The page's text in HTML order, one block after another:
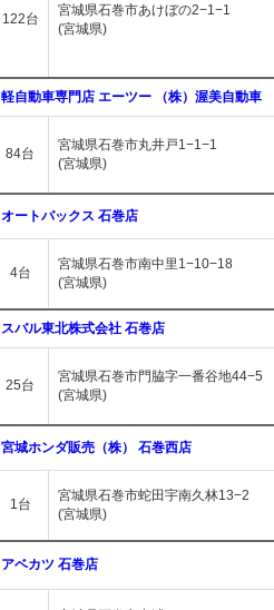
122台
宮城県石巻市あけぼの2−1−1
(宮城県)
軽自動車専門店 エーツー （株）渥美自動車
84台
宮城県石巻市丸井戸1−1−1
(宮城県)
オートバックス 石巻店
4台
宮城県石巻市南中里1−10−18
(宮城県)
スバル東北株式会社 石巻店
25台
宮城県石巻市門脇字一番谷地44−5
(宮城県)
宮城ホンダ販売（株） 石巻西店
1台
宮城県石巻市蛇田宇南久林13−2
(宮城県)
アベカツ 石巻店